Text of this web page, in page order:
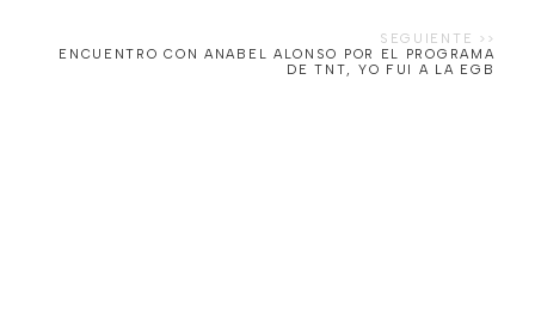
ENCUENTRO CON ANABEL ALONSO POR EL PROGRAMA
DE TNT, YO FUI A LA EGB